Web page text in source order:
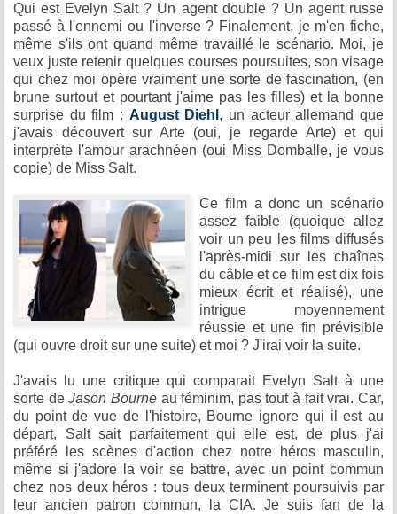
Qui est Evelyn Salt ? Un agent double ? Un agent russe
passé à l'ennemi ou l'inverse ? Finalement, je m'en fiche,
même s'ils ont quand même travaillé le scénario. Moi, je
veux juste retenir quelques courses poursuites, son visage
qui chez moi opère vraiment une sorte de fascination, (en
brune surtout et pourtant j'aime pas les filles) et la bonne
surprise du film : August Diehl , un acteur allemand que
j'avais découvert sur Arte (oui, je regarde Arte) et qui
interprète l'amour arachnéen (oui Miss Domballe, je vous
copie) de Miss Salt.
Ce film a donc un scénario
assez faible (quoique allez
voir un peu les films diffusés
l'après-midi sur les chaînes
du câble et ce film est dix fois
mieux écrit et réalisé), une
intrigue moyennement
réussie et une fin prévisible
(qui ouvre droit sur une suite) et moi ? J'irai voir la suite.
J'avais lu une critique qui comparait Evelyn Salt à une
sorte deJason Bourne au féminim, pas tout à fait vrai. Car,
du point de vue de l'histoire, Bourne ignore qui il est au
départ, Salt sait parfaitement qui elle est, de plus j'ai
préféré les scènes d'action chez notre héros masculin,
même si j'adore la voir se battre, avec un point commun
chez nos deux héros : tous deux terminent poursuivis par
leur ancien patron commun, la CIA. Je suis fan de la